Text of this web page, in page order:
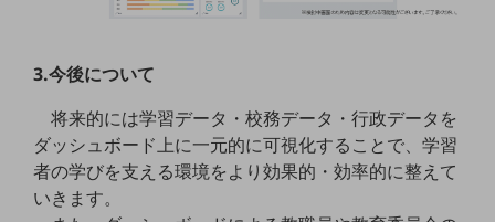
home5Gプラン
モバイルサービス
端末の一元管理
3.今後について
将来的には学習データ・校務データ・行政データを
ダッシュボード上に一元的に可視化することで、学習
者の学びを支える環境をより効果的・効率的に整えて
いきます。